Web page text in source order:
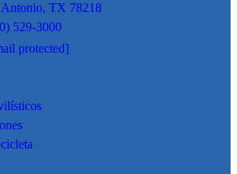
Antonio, TX 78218
529-3000
protected]